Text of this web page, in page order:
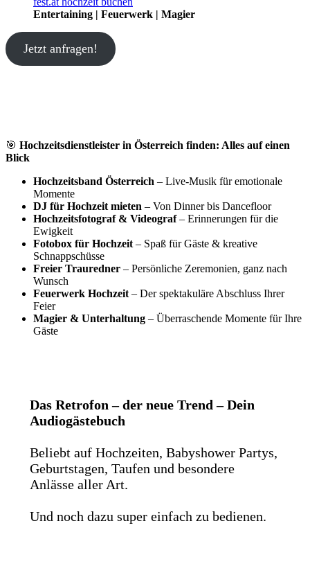
Entertaining | Feuerwerk | Magier
Jetzt anfragen!
🎯 Hochzeitsdienstleister in Österreich finden: Alles auf einen
Blick
Hochzeitsband Österreich – Live-Musik für emotionale
Momente
DJ für Hochzeit mieten – Von Dinner bis Dancefloor
Hochzeitsfotograf & Videograf– Erinnerungen für die
Ewigkeit
Fotobox für Hochzeit – Spaß für Gäste & kreative
Schnappschüsse
Freier Trauredner – Persönliche Zeremonien, ganz nach
Wunsch
Feuerwerk Hochzeit – Der spektakuläre Abschluss Ihrer
Feier
Magier & Unterhaltung – Überraschende Momente für Ihre
Gäste
Das Retrofon – der neue Trend – Dein
Audiogästebuch
Beliebt auf Hochzeiten, Babyshower Partys,
Geburtstagen, Taufen und besondere
Anlässe aller Art.
Und noch dazu super einfach zu bedienen.